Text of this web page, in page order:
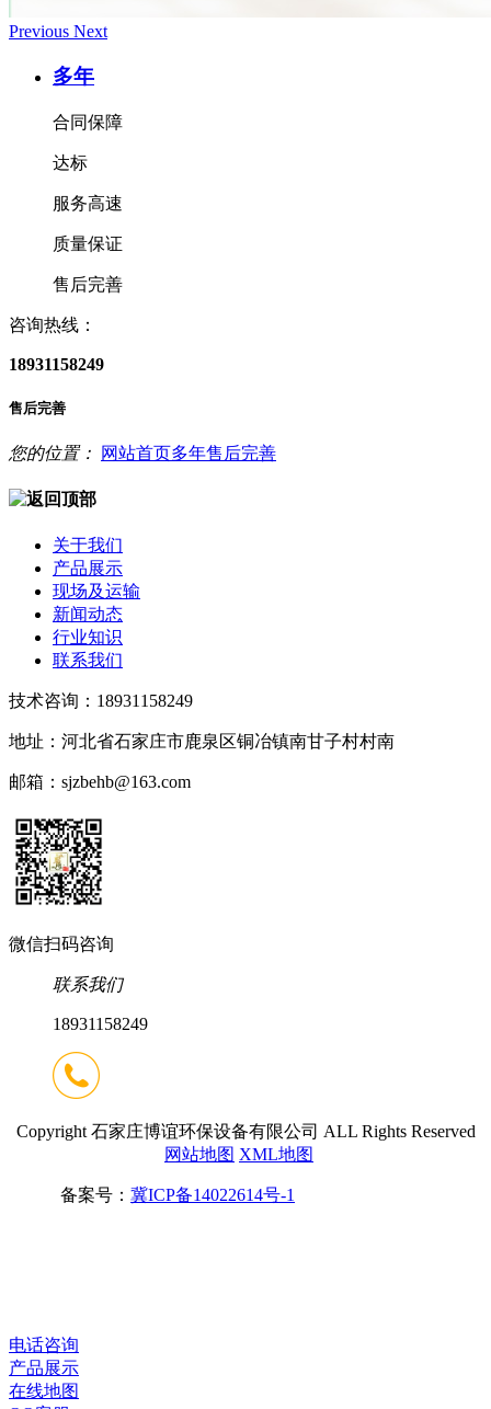
Previous Next
多年
合同保障
达标
服务高速
质量保证
售后完善
咨询热线：
18931158249
售后完善
您的位置： 网站首页多年售后完善
关于我们
产品展示
现场及运输
新闻动态
行业知识
联系我们
技术咨询：18931158249
地址：河北省石家庄市鹿泉区铜冶镇南甘子村村南
邮箱：sjzbehb@163.com
微信扫码咨询
联系我们
18931158249
Copyright 石家庄博谊环保设备有限公司 ALL Rights Reserved
网站地图 XML地图
备案号： 冀ICP备14022614号-1
电话咨询
产品展示
在线地图